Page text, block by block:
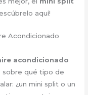
aquí!
Acondicionado
acondicionado
sobre qué tipo de
¿un mini split o un